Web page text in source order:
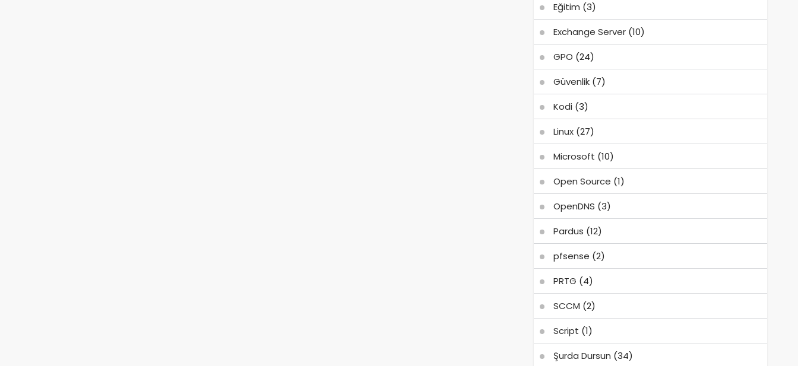
Eğitim (3)
Exchange Server(10)
GPO (24)
Güvenlik(7)
Kodi (3)
Linux(27)
Microsoft (10)
Open Source (1)
OpenDNS (3)
Pardus (12)
pfsense (2)
PRTG (4)
SCCM (2)
Script (1)
Şurda Dursun (34)